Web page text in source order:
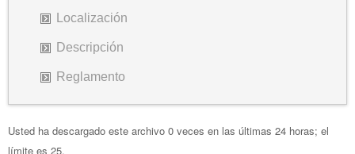
Localización
Descripción
Reglamento
Usted ha descargado este archivo 0 veces en las últimas 24 horas; el
límite es 25.